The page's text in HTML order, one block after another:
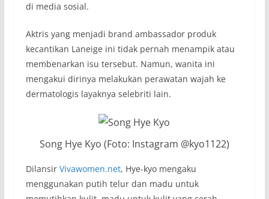
di media sosial.
Aktris yang menjadi brand ambassadorproduk
kecantikan Laneige ini tidak pernah menampik atau
membenarkan isu tersebut. Namun, wanita ini
mengakui dirinya melakukan perawatan wajah ke
dermatologis layaknya selebriti lain.
Song Hye Kyo (Foto: Instagram @kyo1122)
Dilansir Vivawomen.net, Hye-kyo mengaku
menggunakan putih telur dan madu untuk